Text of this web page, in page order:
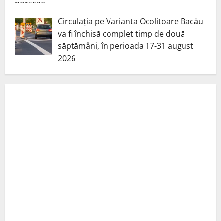
Circulația pe Varianta Ocolitoare Bacău
va fi închisă complet timp de două
săptămâni, în perioada 17-31 august
2026